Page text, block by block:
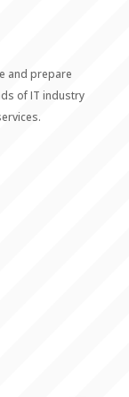
and prepare
of IT industry